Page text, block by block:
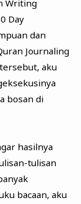
Writing
Day
dan
Journaling
aku
bosan di
hasilnya
tulisan
bacaan, aku